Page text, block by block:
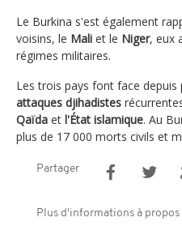
Le Burkina s'est également
voisins, le Mali et le Niger, eux
régimes militaires.
Les trois pays font face depuis
attaques djihadistes
Qaïda et l'État islamique. Au
plus de 17 000 morts civils et
Partager
Plus d'informations à propos